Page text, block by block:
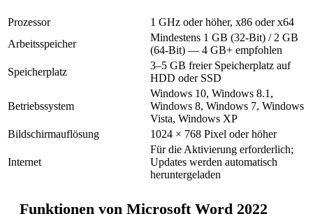
Prozessor
1 GHz oder höher, x86 oder x64
Arbeitsspeicher
Mindestens 1 GB (32-Bit) / 2 GB
(64-Bit) — 4 GB+ empfohlen
Speicherplatz
3–5 GB freier Speicherplatz auf
HDD oder SSD
Betriebssystem
Windows 10, Windows 8.1,
Windows 8, Windows 7, Windows
Vista, Windows XP
Bildschirmauflösung
1024 × 768 Pixel oder höher
Internet
Für die Aktivierung erforderlich;
Updates werden automatisch
heruntergeladen
Funktionen von Microsoft Word 2022